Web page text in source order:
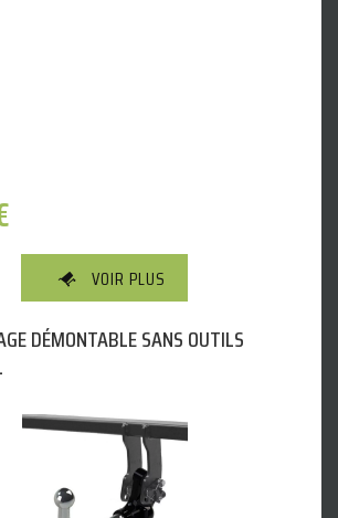
VOIR PLUS
DÉMONTABLE SANS OUTILS